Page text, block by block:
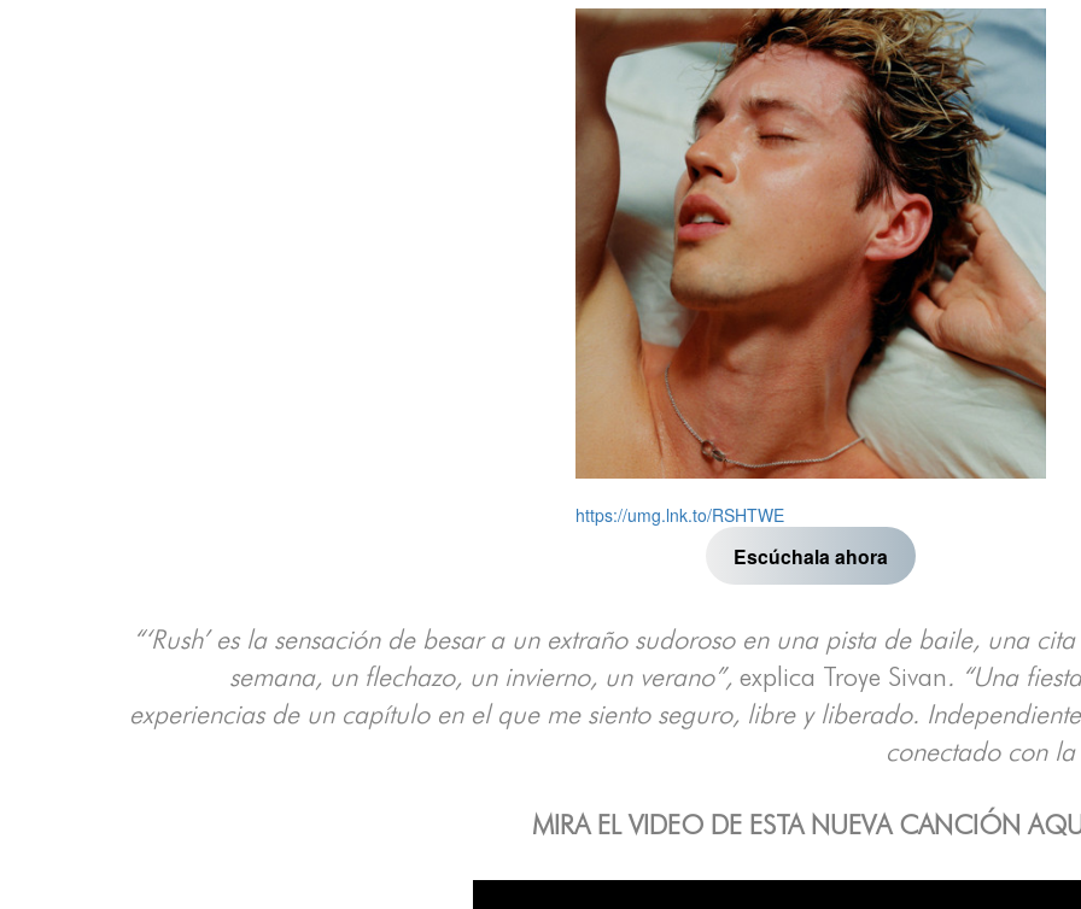
https://umg.lnk.to/RSHTWE
Escúchala ahora
“‘Rush’ es la sensación de besar a un extraño sudoroso en una pista de baile, una
semana, un flechazo, un invierno, un verano”, explica Troye Sivan. “Una
experiencias de un capítulo en el que me siento seguro, libre y liberado.
conectado con
MIRA EL VIDEO DE ESTA NUEVA CANCIÓN